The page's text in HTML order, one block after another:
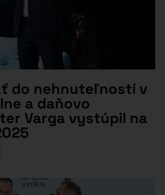
do nehnuteľností v
a daňovo
Varga vystúpil na